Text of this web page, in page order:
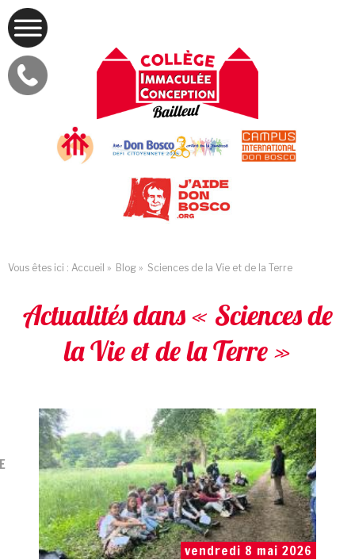
Vous êtes ici : Accueil » Blog » Sciences de la Vie et de la Terre
Actualités dans « Sciences de
la Vie et de la Terre »
vendredi 8 mai 2026